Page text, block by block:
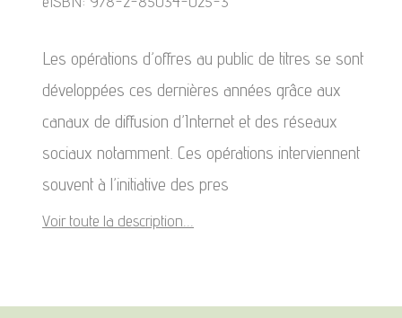
eISBN: 978-2-85034-025-3
Les opérations d’offres au public de titres se sont
développées ces dernières années grâce aux
canaux de diffusion d’Internet et des réseaux
sociaux notamment. Ces opérations interviennent
souvent à l’initiative des pres
Voir toute la description...